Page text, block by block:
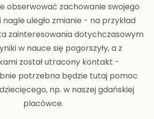
obserwować zachowanie swojego
nagle uległo zmianie - na przykład
zainteresowania dotychczasowym
w nauce się pogorszyły, a z
został utracony kontakt -
potrzebna będzie tutaj pomoc
np. w naszej gdańskiej
placówce.